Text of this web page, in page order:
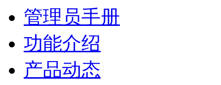
管理员手册
功能介绍
产品动态